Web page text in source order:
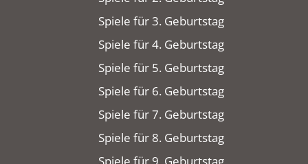
Spiele für 3. Geburtstag
Spiele für 4. Geburtstag
Spiele für 5. Geburtstag
Spiele für 6. Geburtstag
Spiele für 7. Geburtstag
Spiele für 8. Geburtstag
Spiele für 9. Geburtstag